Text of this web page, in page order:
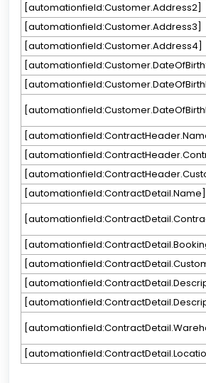
[automationfield:Customer.Address2]
[automationfield:Customer.Address3]
[automationfield:Customer.Address4]
[automationfield:ContractDetail.Name]